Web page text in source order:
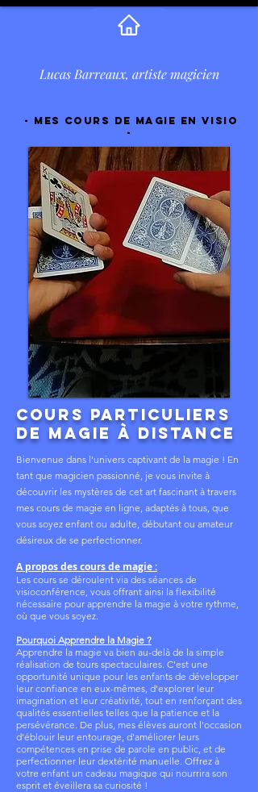
Lucas Barreaux, artiste magicien
- Mes cours de magie en visio
-
Cours Particuliers
de Magie à distance
Bienvenue dans l'univers captivant de la magie ! En
tant que magicien passionné, je vous invite à
découvrir les mystères de cet art fascinant à travers
mes cours de magie en ligne, adaptés à tous, que
vous soyez enfant ou adulte, débutant ou amateur
désireux de se perfectionner.
A propos des cours de magie :
Les cours se déroulent via des séances de
visioconférence, vous offrant ainsi la flexibilité
nécessaire pour apprendre la magie à votre rythme,
où que vous soyez.
Pourquoi Apprendre la Magie ?
Apprendre la magie va bien au-delà de la simple
réalisation de tours spectaculaires. C'est une
opportunité unique pour les enfants de développer
leur confiance en eux-mêmes, d'explorer leur
imagination et leur créativité, tout en renforçant des
qualités essentielles telles que la patience et la
persévérance. De plus, mes élèves auront l'occasion
d'éblouir leur entourage, d'améliorer leurs
compétences en prise de parole en public, et de
perfectionner leur dextérité manuelle. Offrez à
votre enfant un cadeau magique qui nourrira son
esprit et éveillera sa curiosité !